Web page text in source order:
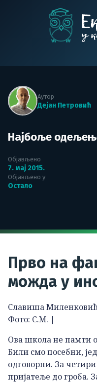
Аутор
Дејан Петровић
Најбоље
Објављено
7. мај 2015.
Објављено у
Остало
Прво на
можда у
Славиша Миленковић
Фото: С.М. |
Ова школа не памти
Били смо посебни,
одговорни. За
пријатеље до гроба.